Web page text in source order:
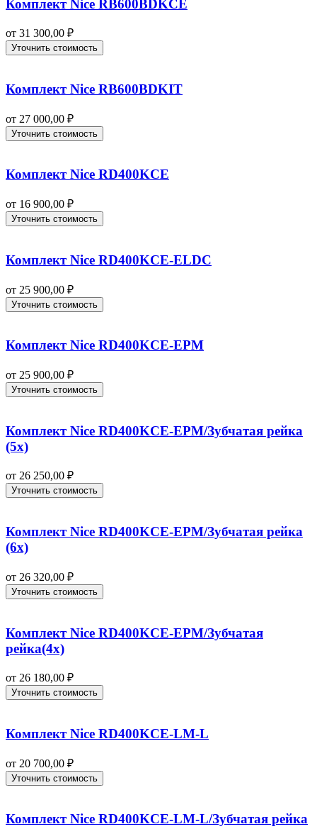
Комплект Nice RB600BDKCE
от 31 300,00 ₽
Уточнить стоимость
Комплект Nice RB600BDKIT
от 27 000,00 ₽
Уточнить стоимость
Комплект Nice RD400KCE
от 16 900,00 ₽
Уточнить стоимость
Комплект Nice RD400KCE-ELDC
от 25 900,00 ₽
Уточнить стоимость
Комплект Nice RD400KCE-EPM
от 25 900,00 ₽
Уточнить стоимость
Комплект Nice RD400KCE-EPM/Зубчатая рейка
(5x)
от 26 250,00 ₽
Уточнить стоимость
Комплект Nice RD400KCE-EPM/Зубчатая рейка
(6x)
от 26 320,00 ₽
Уточнить стоимость
Комплект Nice RD400KCE-EPM/Зубчатая
рейка(4x)
от 26 180,00 ₽
Уточнить стоимость
Комплект Nice RD400KCE-LM-L
от 20 700,00 ₽
Уточнить стоимость
Комплект Nice RD400KCE-LM-L/Зубчатая рейка